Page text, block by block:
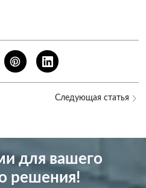
Следующая статья
для вашего
решения!